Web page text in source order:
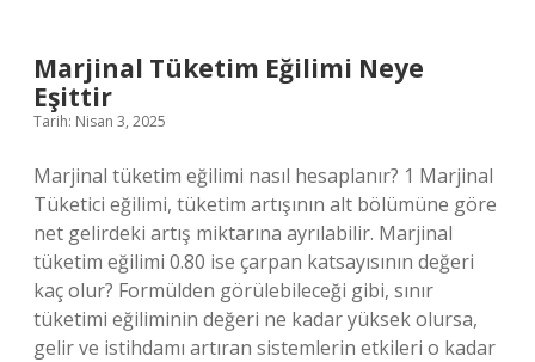
Marjinal Tüketim Eğilimi Neye
Eşittir
Tarih: Nisan 3, 2025
Marjinal tüketim eğilimi nasıl hesaplanır? 1 Marjinal
Tüketici eğilimi, tüketim artışının alt bölümüne göre
net gelirdeki artış miktarına ayrılabilir. Marjinal
tüketim eğilimi 0.80 ise çarpan katsayısının değeri
kaç olur? Formülden görülebileceği gibi, sınır
tüketimi eğiliminin değeri ne kadar yüksek olursa,
gelir ve istihdamı artıran sistemlerin etkileri o kadar